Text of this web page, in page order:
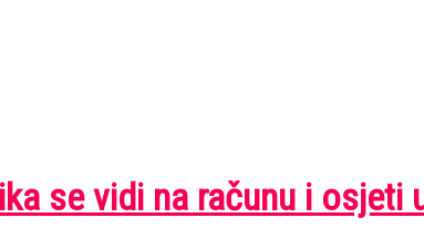
se vidi na računu i osjeti